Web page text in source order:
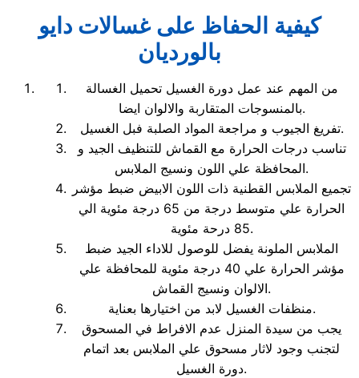
كيفية الحفاظ على غسالات دايو
بالورديان
من المهم عند عمل دورة الغسيل تحميل الغسالة
بالمنسوجات المتقاربة والالوان ايضا.
تفريغ الجيوب و مراجعة المواد الصلبة فبل الغسيل.
تناسب درجات الحرارة مع القماش للتنظيف الجيد و
المحافظة علي اللون ونسيج الملابس.
تجميع الملابس القطنية ذات اللون الابيض ضبط مؤشر
الحرارة علي متوسط درجة من 65 درجة مئوية الي
85 درحة مئوية.
الملابس الملونة يفضل للوصول للاداء الجيد ضبط
مؤشر الحرارة علي 40 درجة مئوية للمحافظة علي
الالوان ونسيج القماش.
منظفات الغسيل لابد من اختيارها بعناية.
يجب من سيدة المنزل عدم الافراط في المسحوق
لتجنب وجود لاثار مسحوق علي الملابس بعد اتمام
دورة الغسيل.